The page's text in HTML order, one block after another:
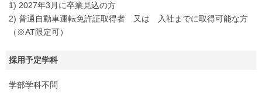
1) 2027年3月に卒業見込の方
2) 普通自動車運転免許証取得者 又は 入社までに取得可能な方
（※AT限定可）
採用予定学科
学部学科不問